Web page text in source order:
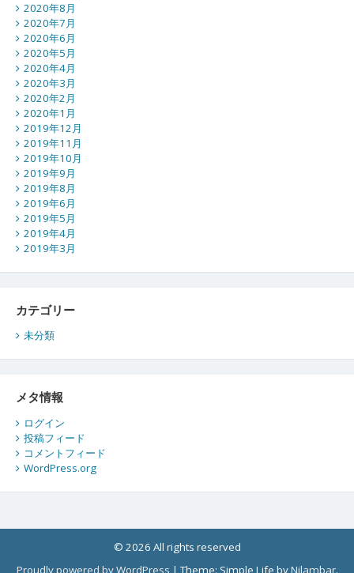
2020年8月
2020年7月
2020年6月
2020年5月
2020年4月
2020年3月
2020年2月
2020年1月
2019年12月
2019年11月
2019年10月
2019年9月
2019年8月
2019年6月
2019年5月
2019年4月
2019年3月
カテゴリー
未分類
メタ情報
ログイン
投稿フィード
コメントフィード
WordPress.org
© 2026 All rights reserved
Proudly powered by WordPress |Theme: Simple Life byNilambar.